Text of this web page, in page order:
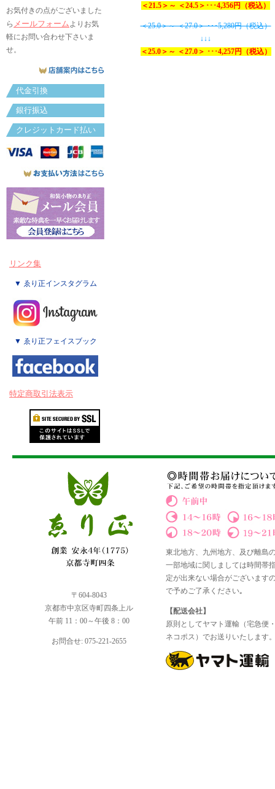
お気付きの点がございました
ら メールフォームよりお気
軽にお問い合わせ下さいま
せ。
代金引換
銀行振込
クレジットカード払い
リンク集
▼ ゑり正インスタグラム
▼ ゑり正フェイスブック
特定商取引法表示
＜21.5＞～ ＜24.5＞･･･4,356円（税込）
＜25.0＞～ ＜27.0＞ ･･･5,280円（税込）
↓↓↓
＜25.0＞～ ＜27.0＞ ･･･4,257円（税込）
〒604-8043
京都市中京区寺町四条上ル
午前 11：00～午後 8：00
お問合せ: 075-221-2655
東北地方、九州地方、及び離島
一部地域に関しましては時間帯
定が出来ない場合がございます
で予めご了承ください｡
【配送会社】
原則としてヤマト運輸（宅急便
ネコポス）でお送りいたします